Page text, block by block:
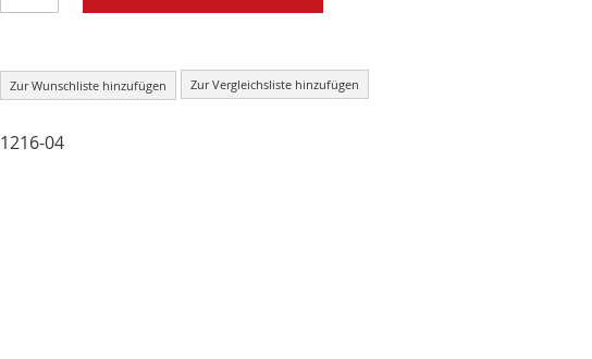
Zur Wunschliste hinzufügen Zur Vergleichsliste hinzufügen
1216-04